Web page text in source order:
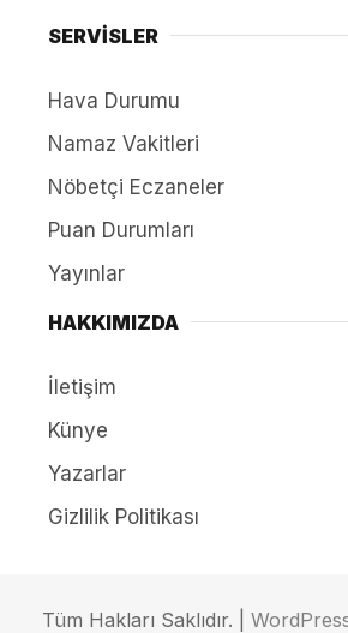
SERVİSLER
Hava Durumu
Namaz Vakitleri
Nöbetçi Eczaneler
Puan Durumları
Yayınlar
HAKKIMIZDA
İletişim
Künye
Yazarlar
Gizlilik Politikası
Tüm Hakları Saklıdır. |